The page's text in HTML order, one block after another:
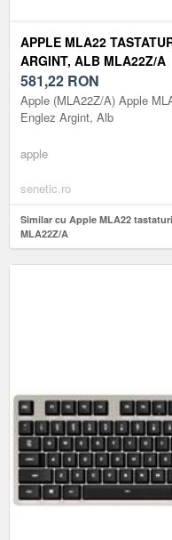
APPLE MLA22
ARGINT, ALB MLA22Z/A
581,22 RON
Apple (MLA22Z/A) Apple
Englez Argint, Alb
apple
senetic.ro
Similar cu Apple MLA22
MLA22Z/A